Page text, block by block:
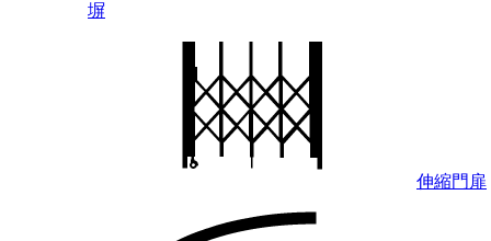
塀
伸縮門扉